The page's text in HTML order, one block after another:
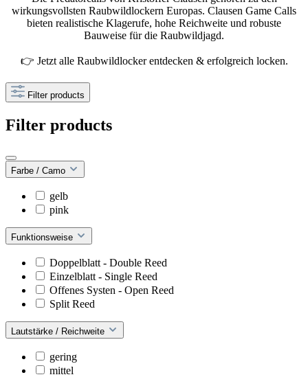
wirkungsvollsten Raubwildlockern Europas. Clausen Game Calls
bieten realistische Klagerufe, hohe Reichweite und robuste
Bauweise für die Raubwildjagd.
👉 Jetzt alle Raubwildlocker entdecken & erfolgreich locken.
Filter products
Filter products
Farbe / Camo
gelb
pink
Funktionsweise
Doppelblatt - Double Reed
Einzelblatt - Single Reed
Offenes Systen - Open Reed
Split Reed
Lautstärke / Reichweite
gering
mittel